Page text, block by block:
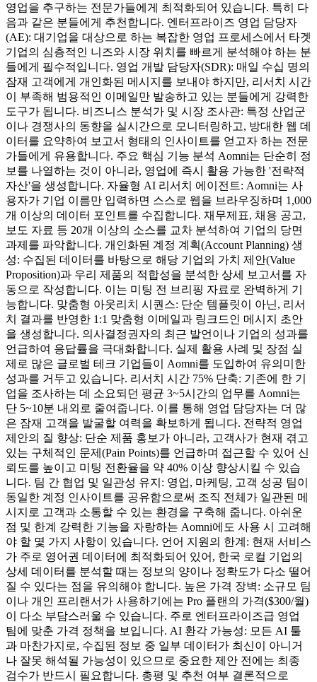
영업을 추구하는 전문가들에게 최적화되어 있습니다. 특히 다
음과 같은 분들에게 추천합니다. 엔터프라이즈 영업 담당자
(AE): 대기업을 대상으로 하는 복잡한 영업 프로세스에서 타겟
기업의 심층적인 니즈와 시장 위치를 빠르게 분석해야 하는 분
들에게 필수적입니다. 영업 개발 담당자(SDR): 매일 수십 명의
잠재 고객에게 개인화된 메시지를 보내야 하지만, 리서치 시간
이 부족해 범용적인 이메일만 발송하고 있는 분들에게 강력한
도구가 됩니다. 비즈니스 분석가 및 시장 조사관: 특정 산업군
이나 경쟁사의 동향을 실시간으로 모니터링하고, 방대한 웹 데
이터를 요약하여 보고서 형태의 인사이트를 얻고자 하는 전문
가들에게 유용합니다. 주요 핵심 기능 분석 Aomni는 단순히 정
보를 나열하는 것이 아니라, 영업에 즉시 활용 가능한 '전략적
자산'을 생성합니다. 자율형 AI 리서치 에이전트: Aomni는 사
용자가 기업 이름만 입력하면 스스로 웹을 브라우징하며 1,000
개 이상의 데이터 포인트를 수집합니다. 재무제표, 채용 공고,
보도 자료 등 20개 이상의 소스를 교차 분석하여 기업의 당면
과제를 파악합니다. 개인화된 계정 계획(Account Planning) 생
성: 수집된 데이터를 바탕으로 해당 기업의 가치 제안(Value
Proposition)과 우리 제품의 적합성을 분석한 상세 보고서를 자
동으로 작성합니다. 이는 미팅 전 브리핑 자료로 완벽하게 기
능합니다. 맞춤형 아웃리치 시퀀스: 단순 템플릿이 아닌, 리서
치 결과를 반영한 1:1 맞춤형 이메일과 링크드인 메시지 초안
을 생성합니다. 의사결정권자의 최근 발언이나 기업의 성과를
언급하여 응답률을 극대화합니다. 실제 활용 사례 및 장점 실
제로 많은 글로벌 테크 기업들이 Aomni를 도입하여 유의미한
성과를 거두고 있습니다. 리서치 시간 75% 단축: 기존에 한 기
업을 조사하는 데 소요되던 평균 3~5시간의 업무를 Aomni는
단 5~10분 내외로 줄여줍니다. 이를 통해 영업 담당자는 더 많
은 잠재 고객을 발굴할 여력을 확보하게 됩니다. 전략적 영업
제안의 질 향상: 단순 제품 홍보가 아니라, 고객사가 현재 겪고
있는 구체적인 문제(Pain Points)를 언급하며 접근할 수 있어 신
뢰도를 높이고 미팅 전환율을 약 40% 이상 향상시킬 수 있습
니다. 팀 간 협업 및 일관성 유지: 영업, 마케팅, 고객 성공 팀이
동일한 계정 인사이트를 공유함으로써 조직 전체가 일관된 메
시지로 고객과 소통할 수 있는 환경을 구축해 줍니다. 아쉬운
점 및 한계 강력한 기능을 자랑하는 Aomni에도 사용 시 고려해
야 할 몇 가지 사항이 있습니다. 언어 지원의 한계: 현재 서비스
가 주로 영어권 데이터에 최적화되어 있어, 한국 로컬 기업의
상세 데이터를 분석할 때는 정보의 양이나 정확도가 다소 떨어
질 수 있다는 점을 유의해야 합니다. 높은 가격 장벽: 소규모 팀
이나 개인 프리랜서가 사용하기에는 Pro 플랜의 가격($300/월)
이 다소 부담스러울 수 있습니다. 주로 엔터프라이즈급 영업
팀에 맞춘 가격 정책을 보입니다. AI 환각 가능성: 모든 AI 툴
과 마찬가지로, 수집된 정보 중 일부 데이터가 최신이 아니거
나 잘못 해석될 가능성이 있으므로 중요한 제안 전에는 최종
검수가 반드시 필요합니다. 총평 및 추천 여부 결론적으로